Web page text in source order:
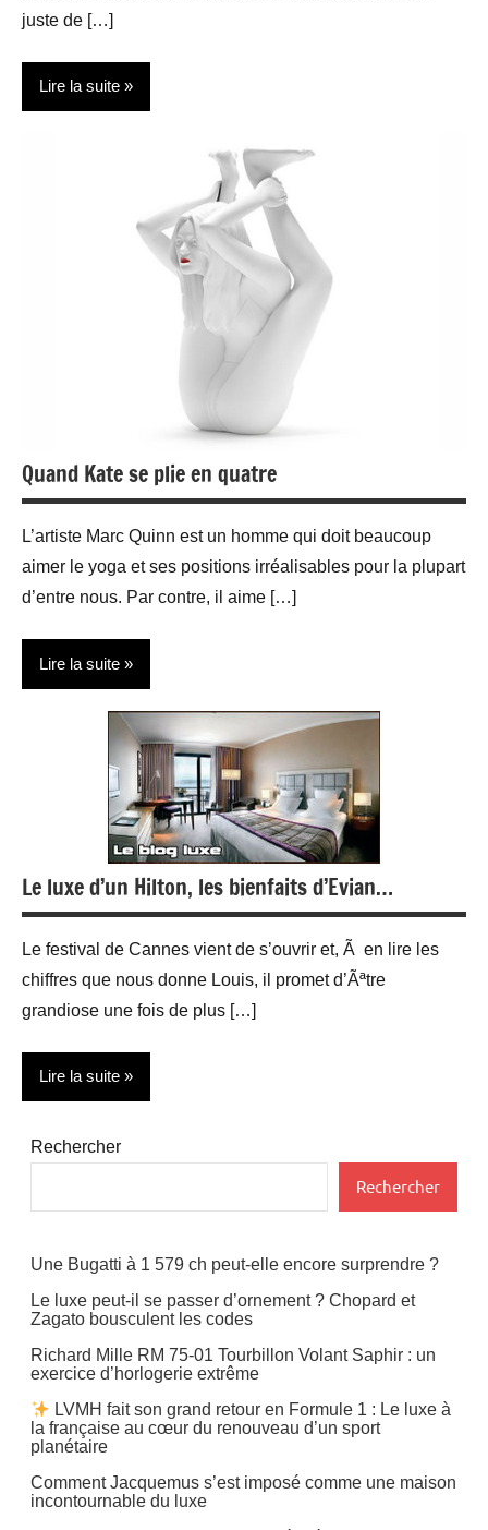
juste de […]
Lire la suite
Quand Kate se plie en quatre
L’artiste Marc Quinn est un homme qui doit beaucoup
aimer le yoga et ses positions irréalisables pour la plupart
d’entre nous. Par contre, il aime […]
Lire la suite
Le luxe d’un Hilton, les bienfaits d’Evian…
Le festival de Cannes vient de s’ouvrir et, Ã en lire les
chiffres que nous donne Louis, il promet d’Ãªtre
grandiose une fois de plus […]
Lire la suite
Actualité
Voyages
Rechercher
Rechercher
Une Bugatti à 1 579 ch peut-elle encore surprendre ?
Le luxe peut-il se passer d’ornement ? Chopard et
Zagato bousculent les codes
Richard Mille RM 75-01 Tourbillon Volant Saphir : un
exercice d’horlogerie extrême
LVMH fait son grand retour en Formule 1 : Le luxe à
la française au cœur du renouveau d’un sport
planétaire
Comment Jacquemus s’est imposé comme une maison
incontournable du luxe